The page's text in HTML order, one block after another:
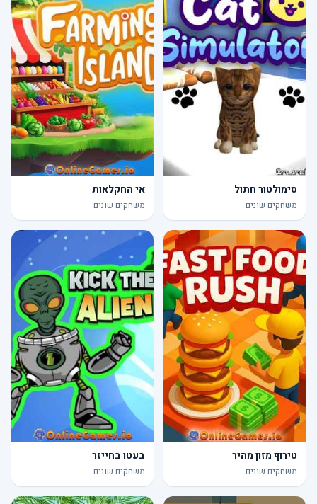
סימולטור חתול
משחקים שונים
אי החקלאות
משחקים שונים
טירוף מזון מהיר
משחקים שונים
בעטו בחייזר
משחקים שונים